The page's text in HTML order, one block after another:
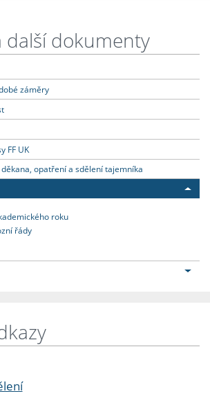
další dokumenty
záměry
FF UK
opatření a sdělení tajemníka
roku
řády